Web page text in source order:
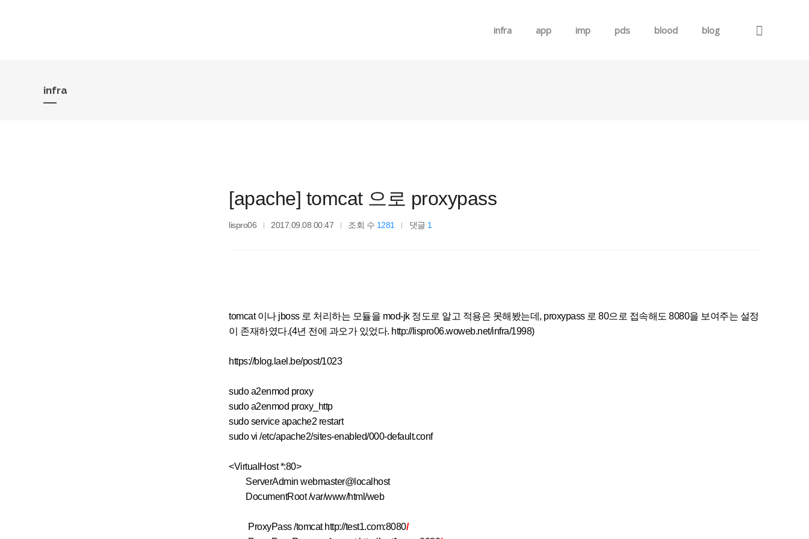
infra app imp pds blood blog
infra
[apache] tomcat 으로 proxypass
lispro06 2017.09.08 00:47 조회 수 1281 댓글 1
tomcat 이나 jboss 로 처리하는 모듈을 mod-jk 정도로 알고 적용은 못해봤는데, proxypass 로 80으로 접속해도 8080을 보여주는 설정
이 존재하였다.(4년 전에 과오가 있었다. http://lispro06.woweb.net/infra/1998)
https://blog.lael.be/post/1023
sudo a2enmod proxy
sudo a2enmod proxy_http
sudo service apache2 restart
sudo vi /etc/apache2/sites-enabled/000-default.conf
<VirtualHost *:80>
ServerAdmin webmaster@localhost
DocumentRoot /var/www/html/web
ProxyPass /tomcat http://test1.com:8080/